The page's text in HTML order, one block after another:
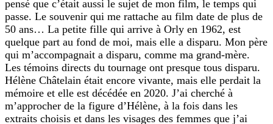
pensé que c’était aussi le sujet de mon film, le temps qui
passe. Le souvenir qui me rattache au film date de plus de
50 ans… La petite fille qui arrive à Orly en 1962, est
quelque part au fond de moi, mais elle a disparu. Mon père
qui m’accompagnait a disparu, comme ma grand-mère.
Les témoins directs du tournage ont presque tous disparu.
Hélène Châtelain était encore vivante, mais elle perdait la
mémoire et elle est décédée en 2020. J’ai cherché à
m’approcher de la figure d’Hélène, à la fois dans les
extraits choisis et dans les visages des femmes que j’ai